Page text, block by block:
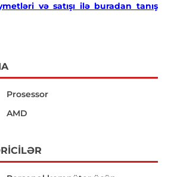
və satışı ilə buradan tanış
Prosessor
AMD